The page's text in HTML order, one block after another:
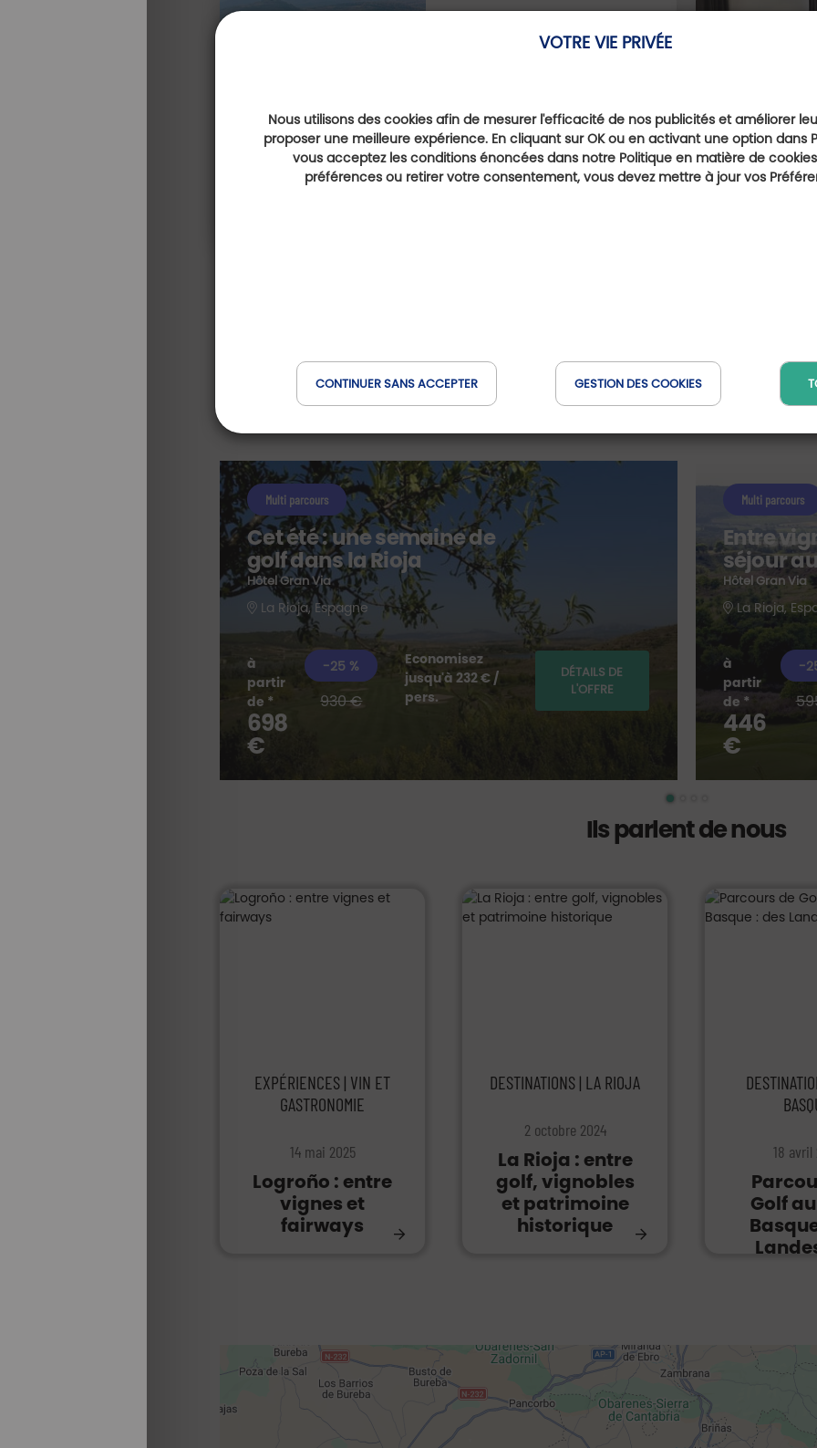
VOTRE VIE PRIVÉE
Nous utilisons des cookies afin de mesurer l'efficacité de nos publicités et améliorer
proposer une meilleure expérience. En cliquant sur OK ou en activant une option dans
vous acceptez les conditions énoncées dans notre Politique en matière de
préférences ou retirer votre consentement, vous devez mettre à jour vos
CONTINUER SANS ACCEPTER GESTION DES COOKIES
La Rioja, Espagne
Hôtel Partenaire
Distance : 34 Km
Nos offres Coups de
Multi parcours
Cet été : une semaine de
golf dans la Rioja
Hôtel Gran Via
La Rioja, Espagne
à
partir
de *
698
€
-25 %
930 €
Economisez
jusqu'à 232 € /
pers.
DÉTAILS DE
L'OFFRE
Multi parcours
Entre
séjour
Hôtel Gran Via
La Rioja,
à
partir
de *
446
€
-
Ils parlent de nous
EXPÉRIENCES | VIN ET
GASTRONOMIE
14 mai 2025
Logroño : entre
vignes et
fairways
DESTINATIONS | LA RIOJA
2 octobre 2024
La Rioja : entre
golf, vignobles
et patrimoine
historique
18 avril
Golf